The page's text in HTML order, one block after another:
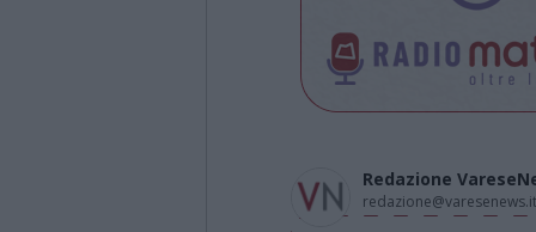
Redazione
redazione@varesenews.it